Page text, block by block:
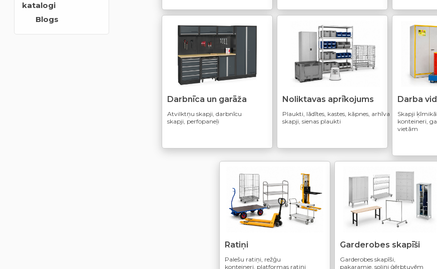
katalogi
Blogs
Darbnīca un garāža
Atvilktņu skapji, darbnīcu
skapji, perfopaneļi
Noliktavas aprīkojums
Plaukti, lādītes, kastes, kāpnes, arhīva
skapji, sienas plaukti
Darba
Skapji
konteineri,
vietām
Ratiņi
Palešu ratiņi, režģu
konteineri, platformas ratiņi
Garderobes skapīši
Garderobes skapīši,
pakaramie, soliņi ģērbtuvēm